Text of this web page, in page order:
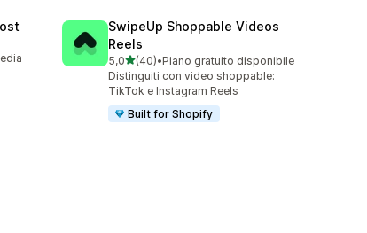
SwipeUp Shoppable Videos
Reels
5,0stelle su 5
(40)
40 recensioni totali
•Piano gratuito disponibile
Distinguiti con video shoppable:
TikTok e Instagram Reels
Built for Shopify